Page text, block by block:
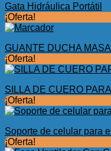
Gata Hidráulica Portátil
¡Oferta!
GUANTE DUCHA
¡Oferta!
SILLA DE CUERO
¡Oferta!
Soporte de celular para
¡Oferta!